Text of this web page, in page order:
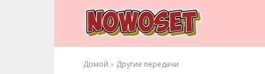
Домой Другие передачи